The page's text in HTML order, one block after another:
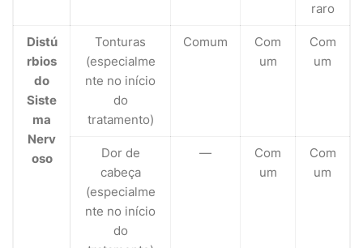
raro
Distú
rbios
do
Siste
ma
Nerv
oso
Tonturas
(especialme
nte no início
do
tratamento)
Comum
Com
um
Com
um
Dor de
cabeça
(especialme
nte no início
do
—
Com
um
Com
um